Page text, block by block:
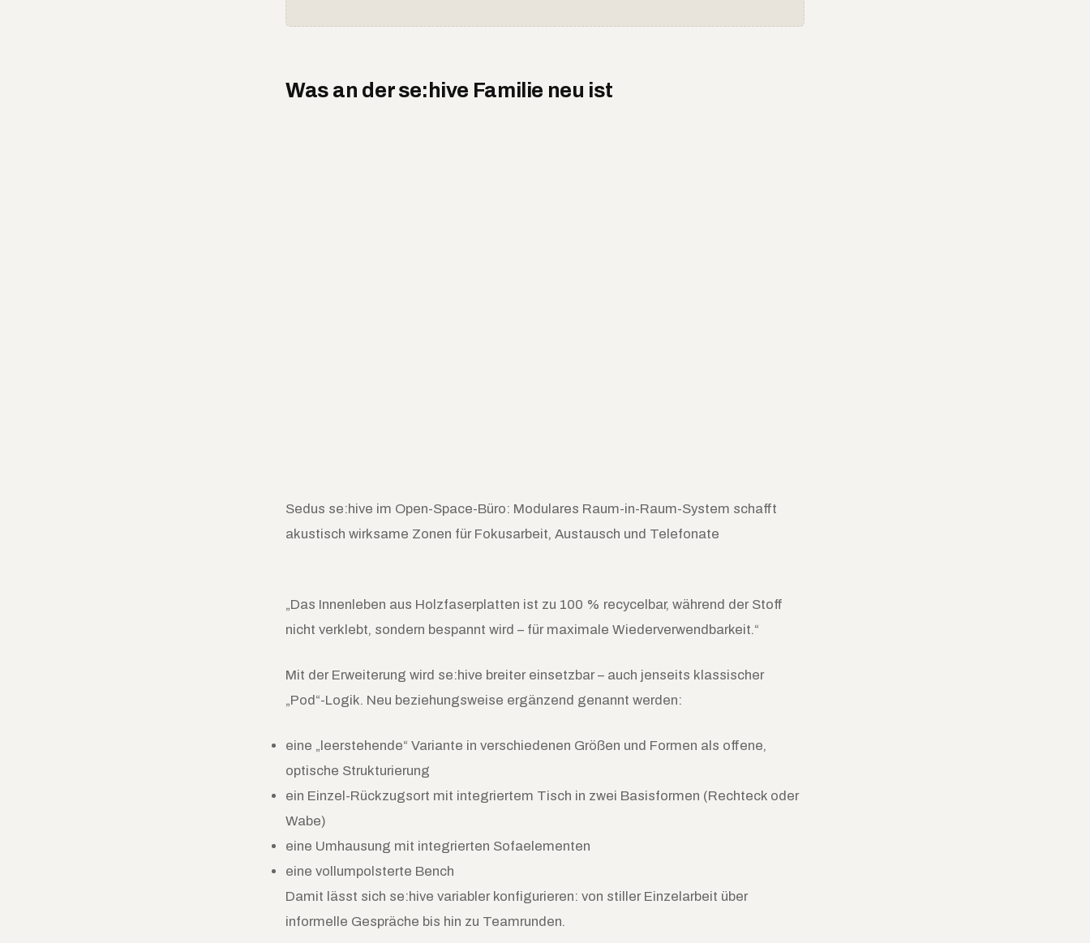
Was an der se:hive Familie neu ist
Sedus se:hive im Open-Space-Büro: Modulares Raum-in-Raum-System schafft
akustisch wirksame Zonen für Fokusarbeit, Austausch und Telefonate
„Das Innenleben aus Holzfaserplatten ist zu 100 % recycelbar, während der Stoff
nicht verklebt, sondern bespannt wird – für maximale Wiederverwendbarkeit.“
Mit der Erweiterung wird se:hive breiter einsetzbar – auch jenseits klassischer
„Pod“-Logik. Neu beziehungsweise ergänzend genannt werden:
eine „leerstehende“ Variante in verschiedenen Größen und Formen als offene,
optische Strukturierung
ein Einzel-Rückzugsort mit integriertem Tisch in zwei Basisformen (Rechteck oder
Wabe)
eine Umhausung mit integrierten Sofaelementen
eine vollumpolsterte Bench
Damit lässt sich se:hive variabler konfigurieren: von stiller Einzelarbeit über
informelle Gespräche bis hin zu Teamrunden.